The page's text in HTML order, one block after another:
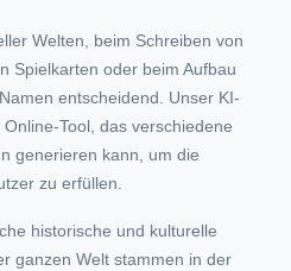
Welten, beim Schreiben von
Spielkarten oder beim Aufbau
entscheidend. Unser KI-
Tool, das verschiedene
generieren kann, um die
zu erfüllen.
historische und kulturelle
ganzen Welt stammen in der